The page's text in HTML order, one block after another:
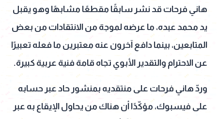
هاني فرحات قد نشر سابقًا مقطعًا مشابهًا وهو يقبل
يد محمد عبده، ما عرضه لموجة من الانتقادات من بعض
المتابعين، بينما دافع آخرون عنه معتبرين ما فعله تعبيرًا
عن الاحترام والتقدير الأبوي تجاه قامة فنية عربية كبيرة.
وردّ هاني فرحات على منتقديه بمنشور حاد عبر حسابه
على فيسبوك، مؤكّدًا أن هناك من يحاول الإيقاع به عبر